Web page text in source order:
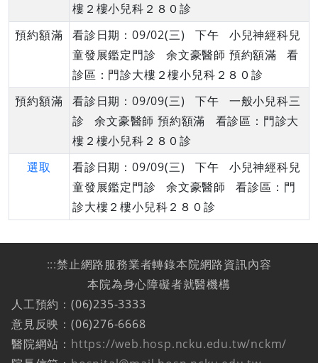
樓２樓小兒科２８０診
預約額滿
看診日期：09/02(三) 下午 小兒神經科兒
童發展鑑定門診 余文豪醫師 預約額滿 看
診區：門診大樓２樓小兒科２８０診
預約額滿
看診日期：09/09(三) 下午 一般小兒科三
診 余文豪醫師 預約額滿 看診區：門診大
樓２樓小兒科２８０診
選取
看診日期：09/09(三) 下午 小兒神經科兒
童發展鑑定門診 余文豪醫師 看診區：門
診大樓２樓小兒科２８０診
:::禁止網路服務業者轉錄本院網路資訊內容
本院為身心障礙者就醫機構
人工預約：(06)235-3333
意見反映：(06)276-6668
醫院網站： https://web.hosp.ncku.edu.tw/nckm/